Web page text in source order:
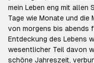
mein Leben eng mit allen
Tage wie Monate und die
von morgens bis abends
Entdeckung des Lebens
wesentlicher Teil davon
schöne Jahreszeit,